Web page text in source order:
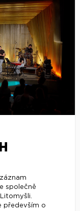
společně
především o